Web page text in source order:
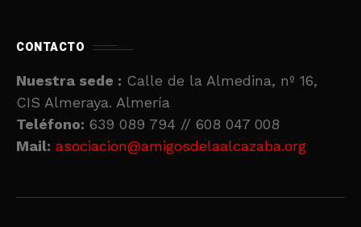
CONTACTO
Nuestra sede : Calle de la Almedina, nº 16,
CIS Almeraya. Almería
Teléfono: 639 089 794 // 608 047 008
Mail: asociacion@amigosdelaalcazaba.org